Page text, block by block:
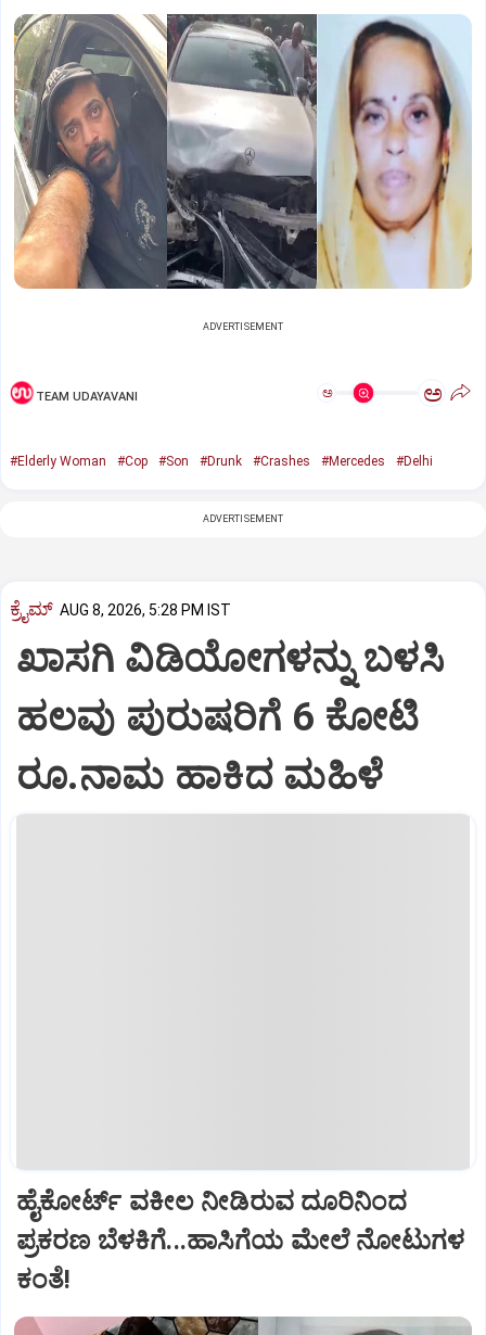
ADVERTISEMENT
TEAM UDAYAVANI ಅ ಅ
#Elderly Woman #Cop #Son #Drunk #Crashes #Mercedes #Delhi
ADVERTISEMENT
ಕ್ರೈಮ್ AUG 8, 2026, 5:28 PM IST
ಖಾಸಗಿ ವಿಡಿಯೋಗಳನ್ನು ಬಳಸಿ
ಹಲವು ಪುರುಷರಿಗೆ 6 ಕೋಟಿ
ರೂ.ನಾಮ ಹಾಕಿದ ಮಹಿಳೆ
ಹೈಕೋರ್ಟ್‌ ವಕೀಲ ನೀಡಿರುವ ದೂರಿನಿಂದ
ಪ್ರಕರಣ ಬೆಳಕಿಗೆ...ಹಾಸಿಗೆಯ ಮೇಲೆ ನೋಟುಗಳ
ಕಂತೆ!